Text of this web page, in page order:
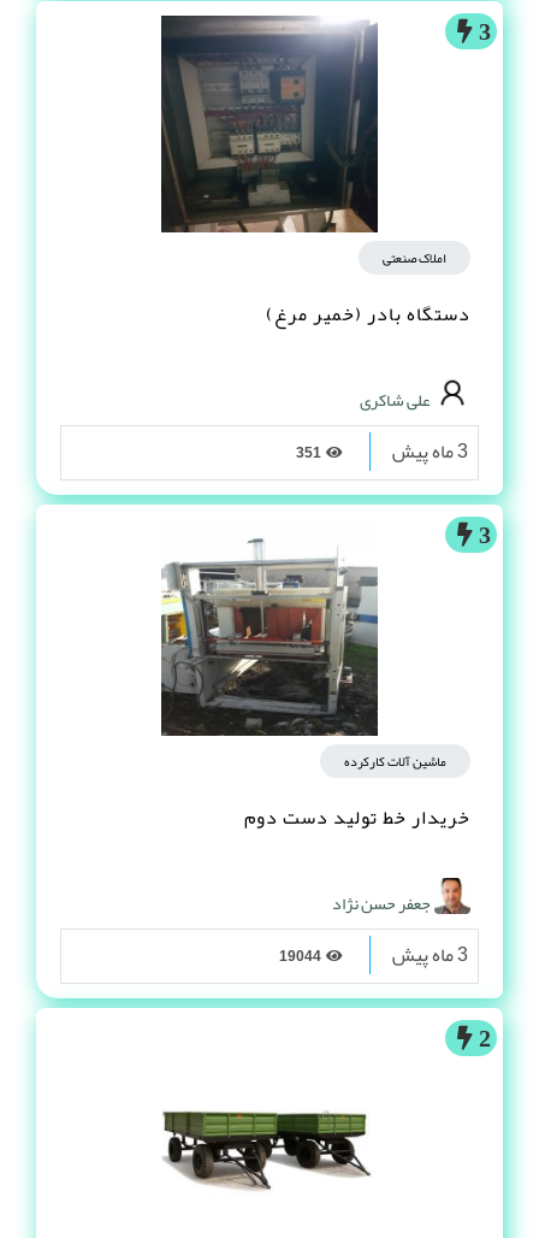
3
املاک صنعتی
دستگاه بادر (خمیر مرغ)
علی شاکری
3 ماه پیش
3
ماشین آلات کارکرده
خریدار خط تولید دست دوم
جعفر حسن نژاد
3 ماه پیش
2